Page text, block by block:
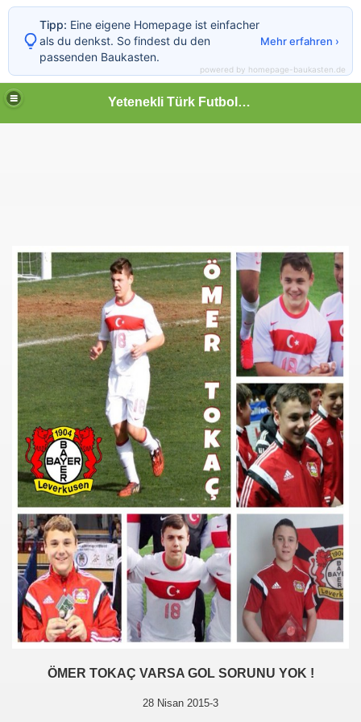
Yetenekli Türk Futbolcular
ÖMER TOKAÇ VARSA GOL SORUNU YOK !
28 Nisan 2015-3
Tipp: Eine eigene Homepage ist einfacher
als du denkst. So findest du den
passenden Baukasten.
Mehr erfahren ›
powered by homepage-baukasten.de